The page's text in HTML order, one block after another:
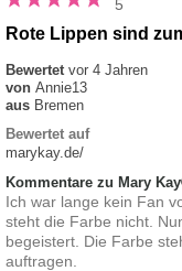
5
Rote Lippen sind
Bewertet vor 4 Jahren
von Annie13
aus Bremen
Bewertet auf
marykay.de/
Kommentare zu Mary
Ich war lange kein Fan
steht die Farbe nicht.
begeistert. Die Farbe
auftragen.